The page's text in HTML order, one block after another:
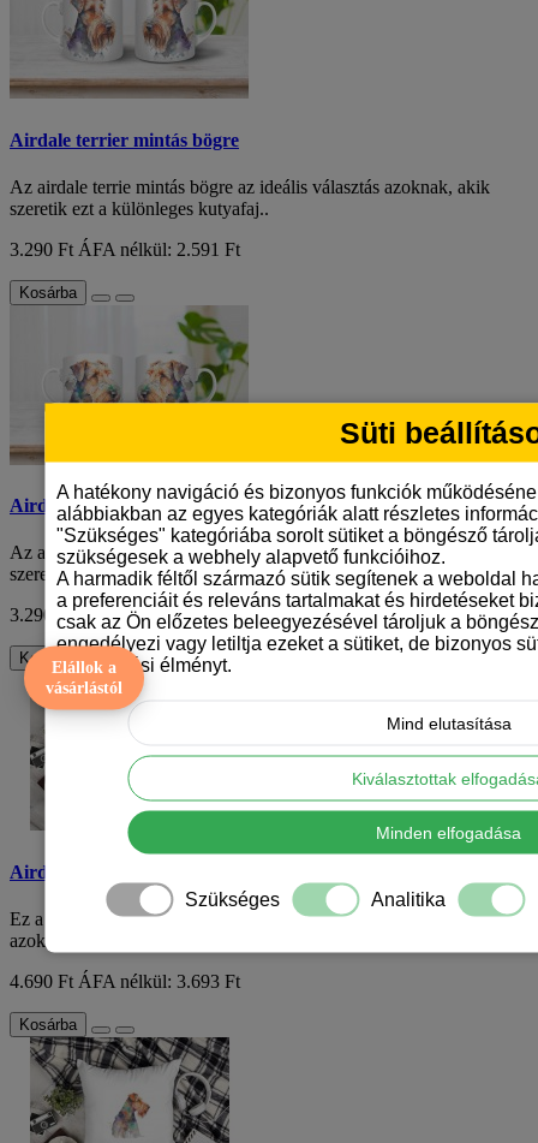
Airdale terrier mintás bögre
Az airdale terrie mintás bögre az ideális választás azoknak, akik
szeretik ezt a különleges kutyafaj..
3.290 Ft ÁFA nélkül: 2.591 Ft
Kosárba
Airdale terrier mintás bögre
Az airdale terrie mintás bögre az ideális választás azoknak, akik
szeretik ezt a különleges kutyafaj..
3.290 FtÁFA nélkül: 2.591 Ft
Kosárba
Airdale terrier párna
Ez a párna lenyűgöző airdale terrier mintázattal tökéletes választás
azoknak, akik rajonganak az air..
4.690 Ft ÁFA nélkül: 3.693 Ft
Kosárba
Elállok a
vásárlástól
Süti
A hatékony navigáció és bizonyos funkciók
alábbiakban az egyes kategóriák alatt részletes
"Szükséges" kategóriába sorolt sütiket a böngésző
szükségesek a webhely alapvető funkcióihoz.
A harmadik féltől származó sütik segítenek a weboldal
a preferenciáit és releváns tartalmakat és hirdetéseket
csak az Ön előzetes beleegyezésével tároljuk a
engedélyezi vagy letiltja ezeket a sütiket, de bizonyos
böngészési élményt.
Mind elutasítása
Kiválasztottak
Minden elfogadása
Szükséges Analitika